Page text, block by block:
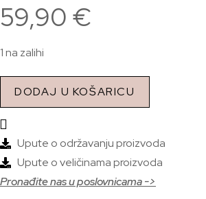
59,90 €
1 na zalihi
DODAJ U KOŠARICU
Upute o održavanju proizvoda
Upute o veličinama proizvoda
Pronađite nas u poslovnicama ->